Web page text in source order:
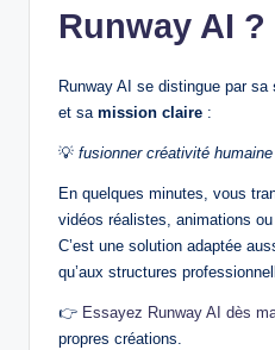
Runway AI ?
Runway AI se distingue par sa
et sa mission claire :
💡 fusionner créativité
En quelques minutes, vous
vidéos réalistes, animations
C’est une solution adaptée
qu’aux structures
👉 Essayez Runway AI dès
propres créations.